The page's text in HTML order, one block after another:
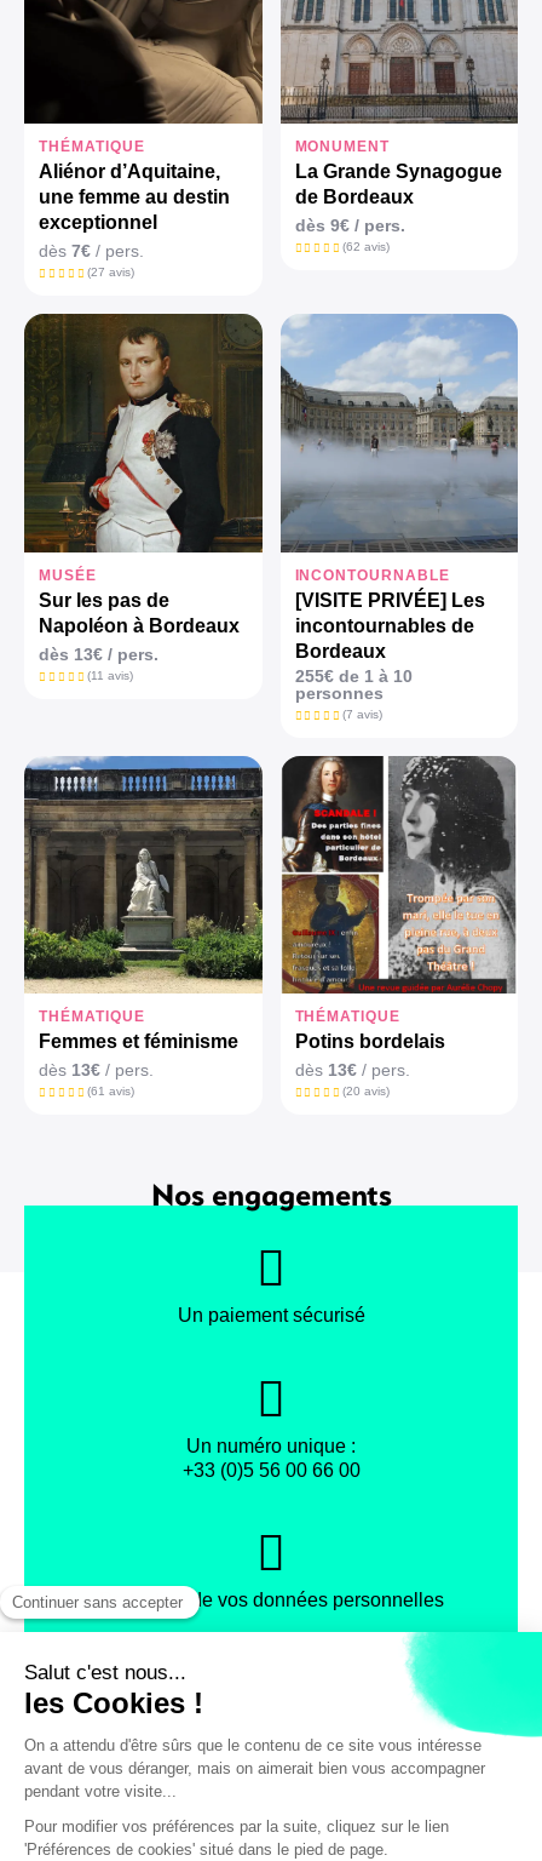
THÉMATIQUE
Aliénor d’Aquitaine,
une femme au destin
exceptionnel
dès 7€ / pers.
(27 avis)
MONUMENT
La Grande Synagogue
de Bordeaux
dès 9€ / pers.
(62 avis)
MUSÉE
Sur les pas de
Napoléon à Bordeaux
dès 13€ / pers.
(11 avis)
INCONTOURNABLE
[VISITE PRIVÉE] Les
incontournables de
Bordeaux
255€ de 1 à 10
personnes
(7 avis)
THÉMATIQUE
Femmes et féminisme
dès 13€ / pers.
(61 avis)
THÉMATIQUE
Potins bordelais
dès 13€/ pers.
(20 avis)
Nos engagements
Un paiement sécurisé
Un numéro unique :
+33 (0)5 56 00 66 00
Protection de vos données personnelles
Mentions légales Conditions générales de vente